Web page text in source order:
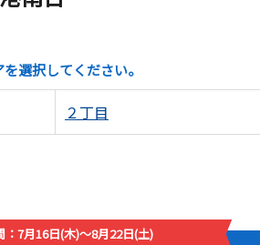
選択してください。
２丁目
：7月16日(木)～8月22日(土)